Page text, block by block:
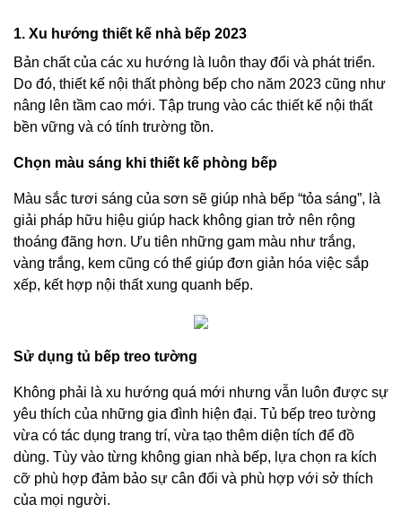
1. Xu hướng thiết kế nhà bếp 2023
Bản chất của các xu hướng là luôn thay đổi và phát triển.
Do đó, thiết kế nội thất phòng bếp cho năm 2023 cũng như
nâng lên tầm cao mới. Tập trung vào các thiết kế nội thất
bền vững và có tính trường tồn.
Chọn màu sáng khi thiết kế phòng bếp
Màu sắc tươi sáng của sơn sẽ giúp nhà bếp “tỏa sáng”, là
giải pháp hữu hiệu giúp hack không gian trở nên rộng
thoáng đãng hơn. Ưu tiên những gam màu như trắng,
vàng trắng, kem cũng có thể giúp đơn giản hóa việc sắp
xếp, kết hợp nội thất xung quanh bếp.
Sử dụng tủ bếp treo tường
Không phải là xu hướng quá mới nhưng vẫn luôn được sự
yêu thích của những gia đình hiện đại. Tủ bếp treo tường
vừa có tác dụng trang trí, vừa tạo thêm diện tích để đồ
dùng. Tùy vào từng không gian nhà bếp, lựa chọn ra kích
cỡ phù hợp đảm bảo sự cân đối và phù hợp với sở thích
của mọi người.